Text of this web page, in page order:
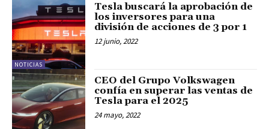
NOTICIAS
Tesla buscará la aprobación de
los inversores para una
división de acciones de 3 por 1
12 junio, 2022
CEO del Grupo Volkswagen
confía en superar las ventas de
Tesla para el 2025
24 mayo, 2022